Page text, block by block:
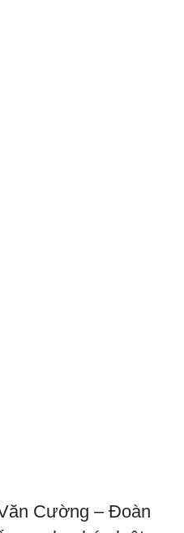
Cường – Đoàn